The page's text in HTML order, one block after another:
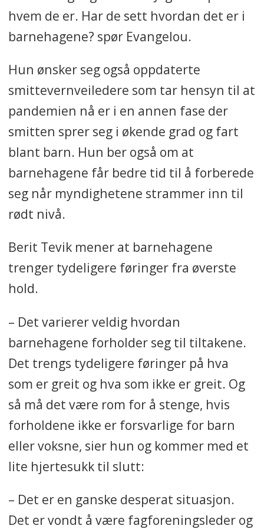
hvem de er. Har de sett hvordan det er i
barnehagene? spør Evangelou.
Hun ønsker seg også oppdaterte
smittevernveiledere som tar hensyn til at
pandemien nå er i en annen fase der
smitten sprer seg i økende grad og fart
blant barn. Hun ber også om at
barnehagene får bedre tid til å forberede
seg når myndighetene strammer inn til
rødt nivå.
Berit Tevik mener at barnehagene
trenger tydeligere føringer fra øverste
hold.
– Det varierer veldig hvordan
barnehagene forholder seg til tiltakene.
Det trengs tydeligere føringer på hva
som er greit og hva som ikke er greit. Og
så må det være rom for å stenge, hvis
forholdene ikke er forsvarlige for barn
eller voksne, sier hun og kommer med et
lite hjertesukk til slutt:
– Det er en ganske desperat situasjon.
Det er vondt å være fagforeningsleder og